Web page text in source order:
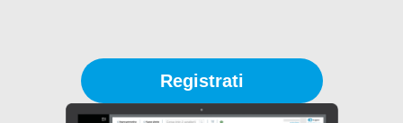
Registrati